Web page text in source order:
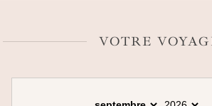
VOTRE